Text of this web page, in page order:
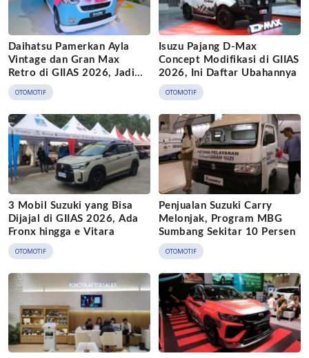
Daihatsu Pamerkan Ayla
Vintage dan Gran Max
Retro di GIIAS 2026, Jadi
Hadiah Undian
OTOMOTIF
Isuzu Pajang D-Max
Concept Modifikasi di GIIAS
2026, Ini Daftar Ubahannya
OTOMOTIF
3 Mobil Suzuki yang Bisa
Dijajal di GIIAS 2026, Ada
Fronx hingga e Vitara
OTOMOTIF
Penjualan Suzuki Carry
Melonjak, Program MBG
Sumbang Sekitar 10 Persen
OTOMOTIF